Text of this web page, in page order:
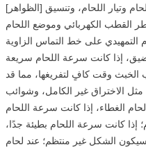
[الظواهر] عند اللحام، لا تهتم بالتحكم في سرعة اللحام وتيار اللحام، وتنسيق
التمهيدي على خط التماس الزاوية
إذا كانت سرعة اللحام سريعة
الخبث وقت كافٍ لتفريغها، مما قد
الاختراق غير الكامل، وشوائب
الغطاء، إذا كانت سرعة اللحام
إذا كانت سرعة اللحام بطيئة جدًا،
الشكل غير منتظم؛ عند لحام